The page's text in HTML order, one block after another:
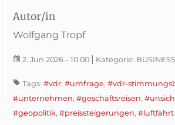
Autor/in
Wolfgang Tropf
2. Jun 2026 – 10:00 | Kategorie:
Tags: #vdr, #umfrage, #vdr-
#unternehmen, #geschäftsreisen,
#geopolitik, #preissteigerungen, #luftfahrt